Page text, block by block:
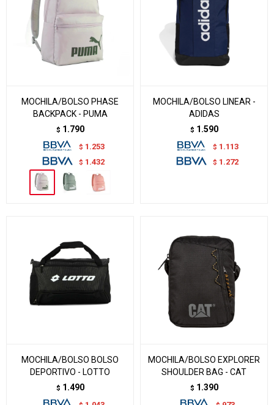
MOCHILA/BOLSO PHASE
BACKPACK - PUMA
$ 1.790
$ 1.253
$ 1.432
MOCHILA/BOLSO LINEAR -
ADIDAS
$ 1.590
$ 1.113
$ 1.272
MOCHILA/BOLSO BOLSO
DEPORTIVO - LOTTO
$ 1.490
MOCHILA/BOLSO EXPLORER
SHOULDER BAG - CAT
$ 1.390